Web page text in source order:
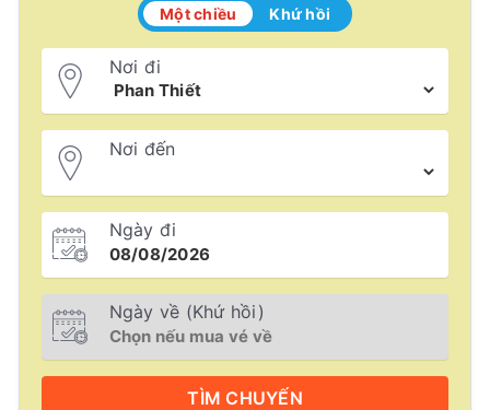
Một chiều Khứ hồi
Nơi đi
Nơi đến
Ngày đi
Ngày về (Khứ hồi)
TÌM CHUYẾN